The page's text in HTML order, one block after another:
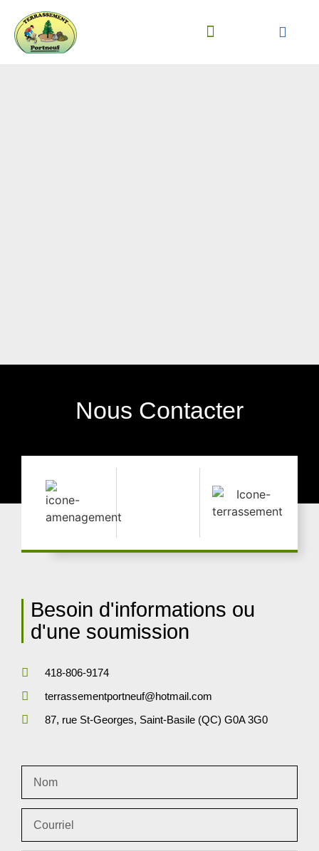
Nous Contacter
Besoin d'informations ou
d'une soumission
418-806-9174
terrassementportneuf@hotmail.com
87, rue St-Georges, Saint-Basile (QC) G0A 3G0